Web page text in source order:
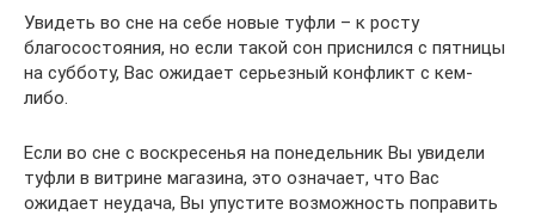
Увидеть во сне на себе новые туфли – к росту
благосостояния, но если такой сон приснился с пятницы
на субботу, Вас ожидает серьезный конфликт с кем-
либо.
Если во сне с воскресенья на понедельник Вы увидели
туфли в витрине магазина, это означает, что Вас
ожидает неудача, Вы упустите возможность поправить